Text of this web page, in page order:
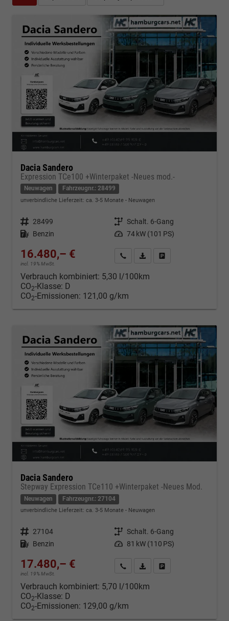
Dacia Sandero
Expression TCe100 +Winterpaket -Neues mod.-
Neuwagen Fahrzeugnr.: 28499
unverbindliche Lieferzeit: ca. 3-5 Monate Neuwagen
Fahrzeugnr. 28499 Getriebe Schalt. 6-Gang
Kraftstoff Benzin Leistung 74 kW (101 PS)
16.480,– €
incl. 19% MwSt.
Kontakt & Angebot anfordern
PDF-Datei, Fahrzeugexposé
Verbrauch kombiniert: 5,30 l/100km
CO2-Klasse: D
CO2-Emissionen: 121,00 g/km
Dacia Sandero
Stepway Expression TCe110 +Winterpaket -Neues Mod.
Neuwagen Fahrzeugnr.: 27104
unverbindliche Lieferzeit: ca. 3-5 Monate Neuwagen
Fahrzeugnr. 27104 Getriebe Schalt. 6-Gang
Kraftstoff Benzin Leistung 81 kW (110 PS)
17.480,– €
incl. 19% MwSt.
Kontakt & Angebot anfordern
PDF-Datei, Fahrzeugexposé
Verbrauch kombiniert: 5,70 l/100km
CO2-Klasse: D
CO2-Emissionen: 129,00 g/km